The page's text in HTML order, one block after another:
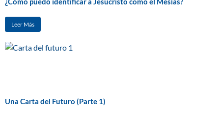
Leer Más
Una Carta del Futuro (Parte 1)